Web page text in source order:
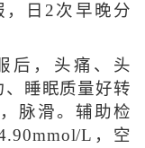
，日2次早晚分
后，头痛、头
睡眠质量好转
脉滑。辅助检
L，空